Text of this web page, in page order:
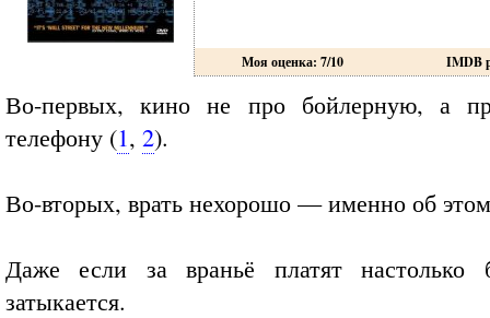
Моя оценка: 7/10 IMDB
Во-первых, кино не про бойлерную, а
телефону (1, 2).
Во-вторых, врать нехорошо — именно об
Даже если за враньё платят настолько
затыкается.